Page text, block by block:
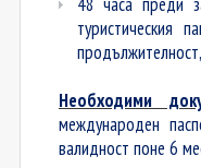
туристическия
Необходими
международен
валидност поне 6